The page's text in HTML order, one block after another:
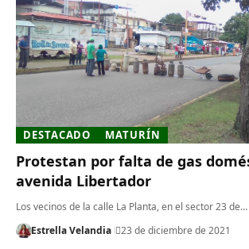
DESTACADO MATURÍN
Protestan por falta de gas
avenida Libertador
Los vecinos de la calle La Planta, en el sector 23 de…
Estrella Velandia
23 de diciembre de 2021